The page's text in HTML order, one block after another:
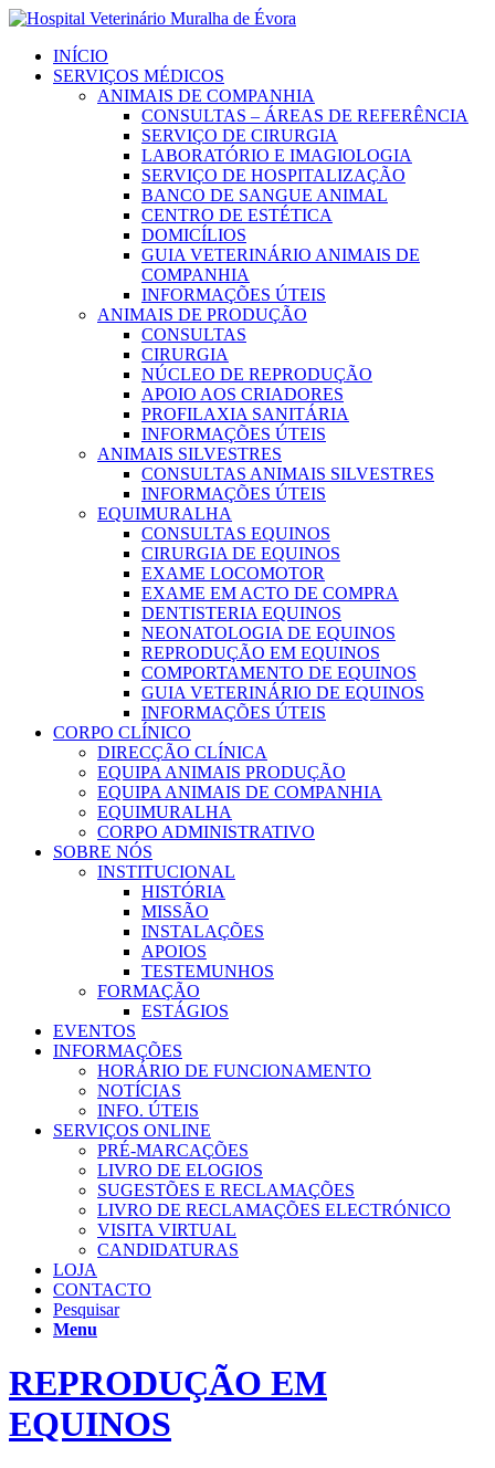
INÍCIO
SERVIÇOS MÉDICOS
ANIMAIS DE COMPANHIA
CONSULTAS – ÁREAS DE REFERÊNCIA
SERVIÇO DE CIRURGIA
LABORATÓRIO E IMAGIOLOGIA
SERVIÇO DE HOSPITALIZAÇÃO
BANCO DE SANGUE ANIMAL
CENTRO DE ESTÉTICA
DOMICÍLIOS
GUIA VETERINÁRIO ANIMAIS DE
COMPANHIA
INFORMAÇÕES ÚTEIS
ANIMAIS DE PRODUÇÃO
CONSULTAS
CIRURGIA
NÚCLEO DE REPRODUÇÃO
APOIO AOS CRIADORES
PROFILAXIA SANITÁRIA
INFORMAÇÕES ÚTEIS
ANIMAIS SILVESTRES
CONSULTAS ANIMAIS SILVESTRES
INFORMAÇÕES ÚTEIS
EQUIMURALHA
CONSULTAS EQUINOS
CIRURGIA DE EQUINOS
EXAME LOCOMOTOR
EXAME EM ACTO DE COMPRA
DENTISTERIA EQUINOS
NEONATOLOGIA DE EQUINOS
REPRODUÇÃO EM EQUINOS
COMPORTAMENTO DE EQUINOS
GUIA VETERINÁRIO DE EQUINOS
INFORMAÇÕES ÚTEIS
CORPO CLÍNICO
DIRECÇÃO CLÍNICA
EQUIPA ANIMAIS PRODUÇÃO
EQUIPA ANIMAIS DE COMPANHIA
EQUIMURALHA
CORPO ADMINISTRATIVO
SOBRE NÓS
INSTITUCIONAL
HISTÓRIA
MISSÃO
INSTALAÇÕES
APOIOS
TESTEMUNHOS
FORMAÇÃO
ESTÁGIOS
EVENTOS
INFORMAÇÕES
HORÁRIO DE FUNCIONAMENTO
NOTÍCIAS
INFO. ÚTEIS
SERVIÇOS ONLINE
PRÉ-MARCAÇÕES
LIVRO DE ELOGIOS
SUGESTÕES E RECLAMAÇÕES
LIVRO DE RECLAMAÇÕES ELECTRÓNICO
VISITA VIRTUAL
CANDIDATURAS
LOJA
CONTACTO
Pesquisar
Menu
REPRODUÇÃO EM
EQUINOS